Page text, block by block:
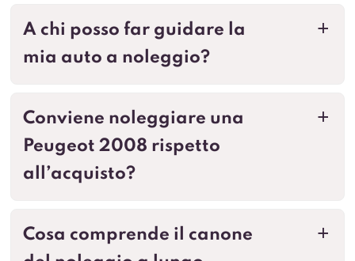
a
A chi posso far guidare la
mia auto a noleggio?
a
Conviene noleggiare una
Peugeot 2008 rispetto
all’acquisto?
a
Cosa comprende il canone